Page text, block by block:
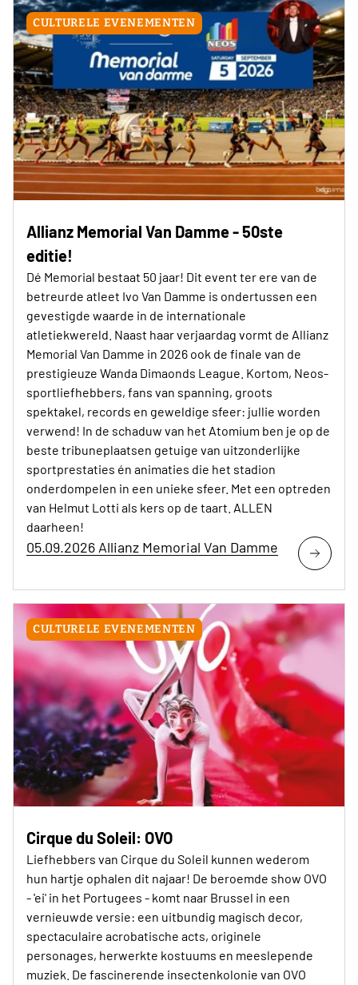
CULTURELE EVENEMENTEN
Allianz Memorial Van Damme - 50ste
editie!
Dé Memorial bestaat 50 jaar! Dit event ter ere van de
betreurde atleet Ivo Van Damme is ondertussen een
gevestigde waarde in de internationale
atletiekwereld. Naast haar verjaardag vormt de Allianz
Memorial Van Damme in 2026 ook de finale van de
prestigieuze Wanda Dimaonds League. Kortom, Neos-
sportliefhebbers, fans van spanning, groots
spektakel, records en geweldige sfeer: jullie worden
verwend! In de schaduw van het Atomium ben je op de
beste tribuneplaatsen getuige van uitzonderlijke
sportprestaties én animaties die het stadion
onderdompelen in een unieke sfeer. Met een optreden
van Helmut Lotti als kers op de taart. ALLEN
daarheen!
05.09.2026 Allianz Memorial Van Damme
CULTURELE EVENEMENTEN
Cirque du Soleil: OVO
Liefhebbers van Cirque du Soleil kunnen wederom
hun hartje ophalen dit najaar! De beroemde show OVO
- 'ei' in het Portugees - komt naar Brussel in een
vernieuwde versie: een uitbundig magisch decor,
spectaculaire acrobatische acts, originele
personages, herwerkte kostuums en meeslepende
muziek. De fascinerende insectenkolonie van OVO